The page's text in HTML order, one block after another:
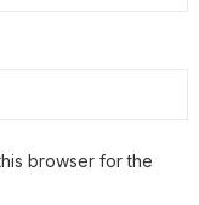
browser for the